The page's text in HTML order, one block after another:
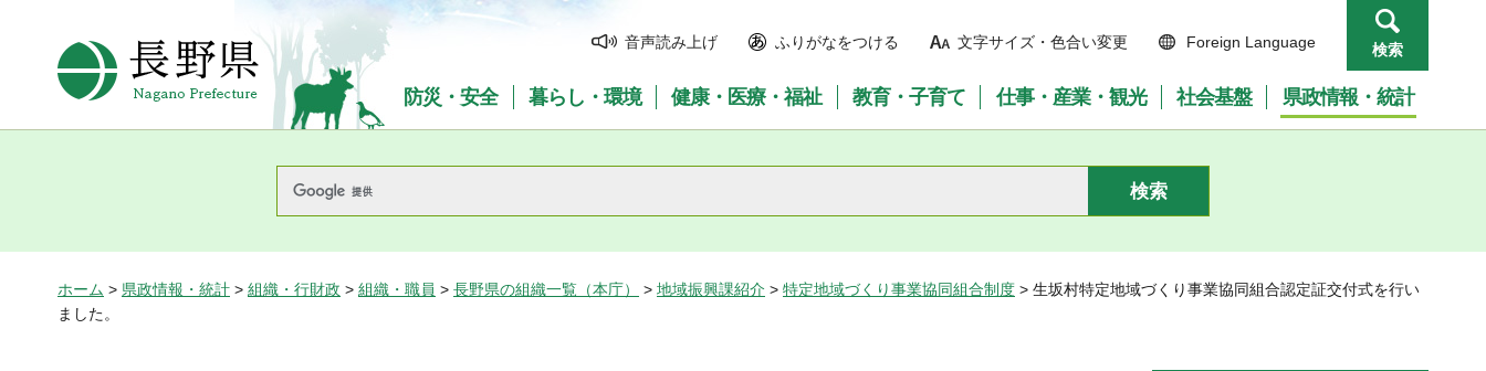
長野県Nagano Prefecture
音声読み上げ ふりがなをつける 文字サイズ・色合い変更 Foreign Language 検索
防災・安全 暮らし・環境 健康・医療・福祉 教育・子育て 仕事・産業・観光 社会基盤 県政情報・統計
ホーム > 県政情報・統計 > 組織・行財政 > 組織・職員 > 長野県の組織一覧（本庁） > 地域振興課紹介 > 特定地域づくり事業協同組合制度 > 生坂村特定地域づくり事業協同組合認定証交付式を行い
ました。